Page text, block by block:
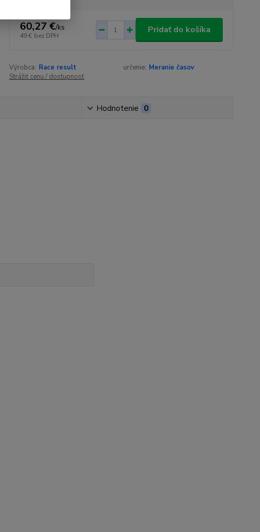
60,27 €/ks
49 € bez DPH
Pridať do košíka
Výrobca: Race result určenie: Meranie časov
Strážiť cenu / dostupnosť
Hodnotenie 0